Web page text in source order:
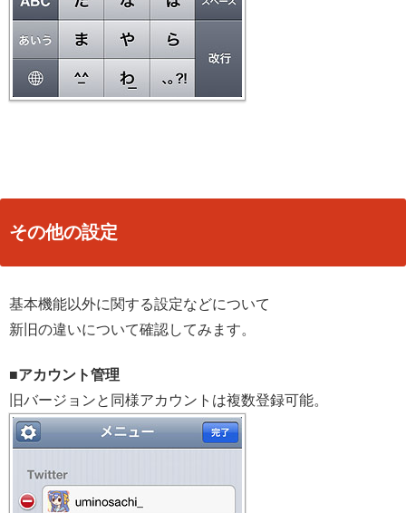
その他の設定
基本機能以外に関する設定などについて
新旧の違いについて確認してみます。
■アカウント管理
旧バージョンと同様アカウントは複数登録可能。